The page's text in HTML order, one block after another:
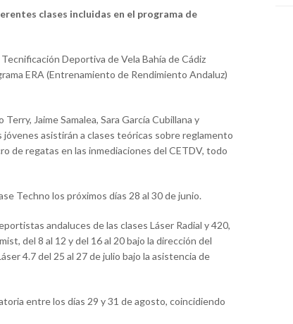
clases incluidas en el programa de
Deportiva de Vela Bahía de Cádiz
ERA (Entrenamiento de Rendimiento Andaluz)
Jaime Samalea, Sara García Cubillana y
asistirán a clases teóricas sobre reglamento
de regatas en las inmediaciones del CETDV, todo
Techno los próximos días 28 al 30 de junio.
andaluces de las clases Láser Radial y 420,
del 8 al 12 y del 16 al 20 bajo la dirección del
4.7 del 25 al 27 de julio bajo la asistencia de
entre los días 29 y 31 de agosto, coincidiendo